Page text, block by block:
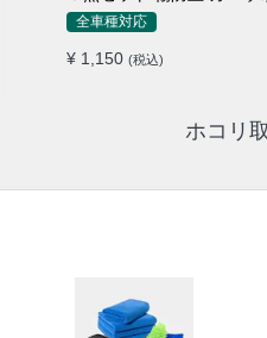
ロ仕様
全車種対応
¥ 1,150 (税込)
ホコリ